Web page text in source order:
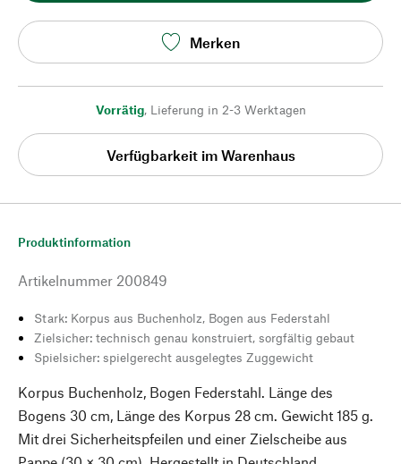
Merken
Vorrätig, Lieferung in 2-3 Werktagen
Verfügbarkeit im Warenhaus
Produktinformation
Artikelnummer 200849
Stark: Korpus aus Buchenholz, Bogen aus Federstahl
Zielsicher: technisch genau konstruiert, sorgfältig gebaut
Spielsicher: spielgerecht ausgelegtes Zuggewicht
Korpus Buchenholz, Bogen Federstahl. Länge des
Bogens 30 cm, Länge des Korpus 28 cm. Gewicht 185 g.
Mit drei Sicherheitspfeilen und einer Zielscheibe aus